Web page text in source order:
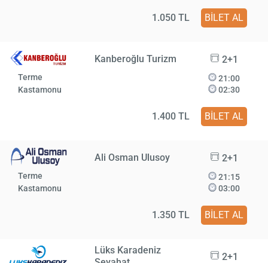
1.050 TL BİLET AL
Kanberoğlu Turizm 2+1
Terme
Kastamonu
21:00
02:30
1.400 TL BİLET AL
Ali Osman Ulusoy 2+1
Terme
Kastamonu
21:15
03:00
1.350 TL BİLET AL
Lüks Karadeniz
2+1